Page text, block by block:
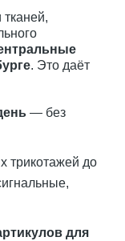
. Это даёт
— без
трикотажей до
для